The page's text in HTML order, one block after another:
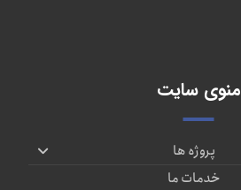
منوی سایت
پروژه ها
خدمات ما